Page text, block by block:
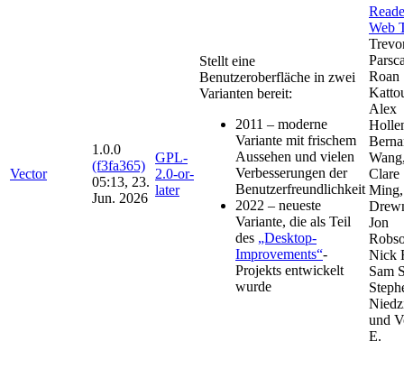
Vector
1.0.0
(f3fa365)
05:13, 23.
Jun. 2026
GPL-
2.0-or-
later
Stellt eine
Benutzeroberfläche in zwei
Varianten bereit:
2011 – moderne
Variante mit frischem
Aussehen und vielen
Verbesserungen der
Benutzerfreundlichkeit
2022 – neueste
Variante, die als Teil
des „Desktop-
Improvements“-
Projekts entwickelt
wurde
Web
Roan
Alex
Clare
Ming,
Jon
Nick
Sam
und
E.